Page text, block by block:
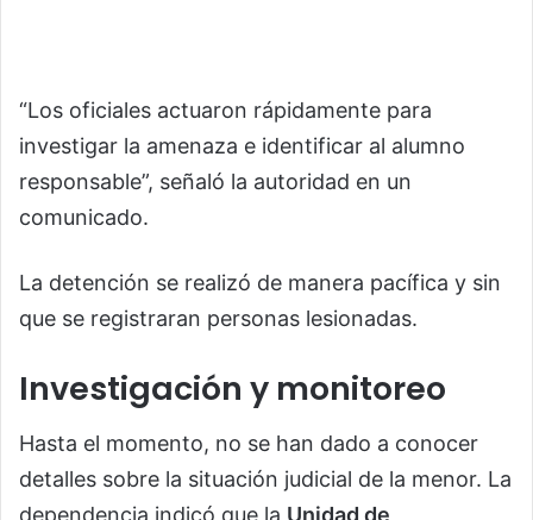
“Los oficiales actuaron rápidamente para
investigar la amenaza e identificar al alumno
responsable”, señaló la autoridad en un
comunicado.
La detención se realizó de manera pacífica y sin
que se registraran personas lesionadas.
Investigación y monitoreo
Hasta el momento, no se han dado a conocer
detalles sobre la situación judicial de la menor. La
dependencia indicó que la Unidad de